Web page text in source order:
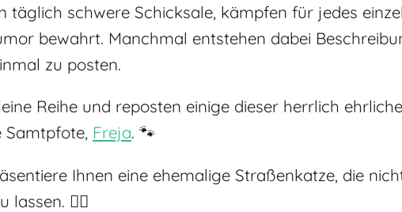
täglich schwere Schicksale, kämpfen für jedes
bewahrt. Manchmal entstehen dabei
zu posten.
Reihe und reposten einige dieser herrlich
Samtpfote, Freja. 🐾
Ihnen eine ehemalige Straßenkatze, die
lassen. 💁‍♀️